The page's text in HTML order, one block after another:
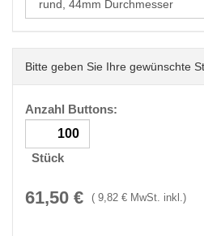
Bitte geben Sie Ihre gewünschte
Anzahl Buttons:
Stück
61,50 € ( 9,82 € MwSt. inkl.)